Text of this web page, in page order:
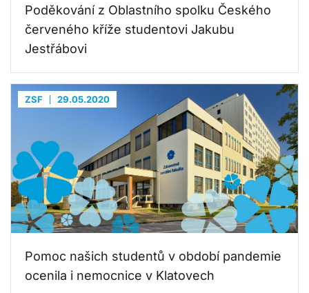
Poděkování z Oblastního spolku Českého
červeného kříže studentovi Jakubu
Jestřábovi
ZSF 29.05.2020
Pomoc našich studentů v období pandemie
ocenila i nemocnice v Klatovech